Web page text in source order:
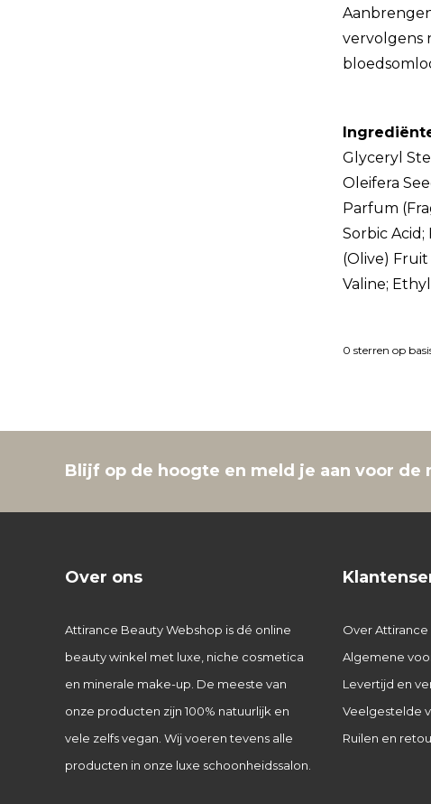
vervolgens
Glyceryl
Oleifera
Parfum
Sorbic
(Olive)
Valine;
0 sterren op
Blijf op de hoogte en meld je aan voor de
Over ons
Attirance Beauty Webshop is dé online
beauty winkel met luxe, niche cosmetica
en minerale make-up. De meeste van
onze producten zijn 100% natuurlijk en
vele zelfs vegan. Wij voeren tevens alle
producten in onze luxe schoonheidssalon.
Over Attirance
Algemene
Levertijd en
Veelgestelde
Ruilen en